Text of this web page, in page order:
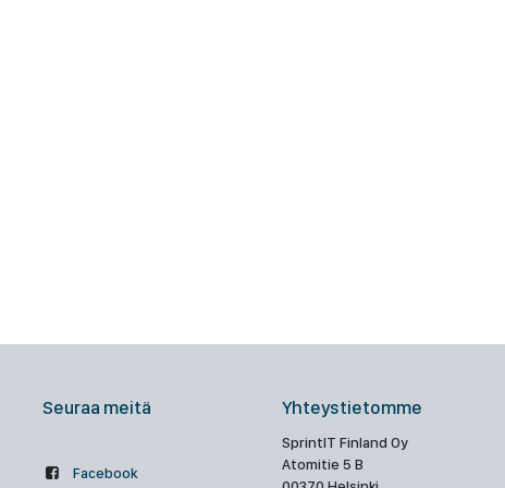
Seuraa meitä
Facebook
Yhteystietomme
SprintIT Finland Oy
Atomitie 5 B